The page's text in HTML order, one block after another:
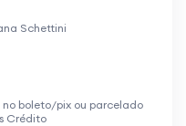
Schettini
boleto/pix ou parcelado
Crédito